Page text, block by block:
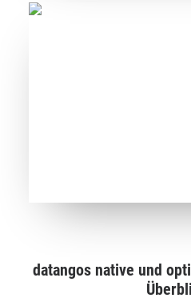
datangos native und